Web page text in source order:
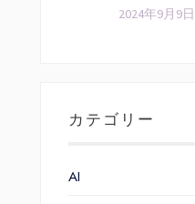
2024年9月9日
カテゴリー
AI